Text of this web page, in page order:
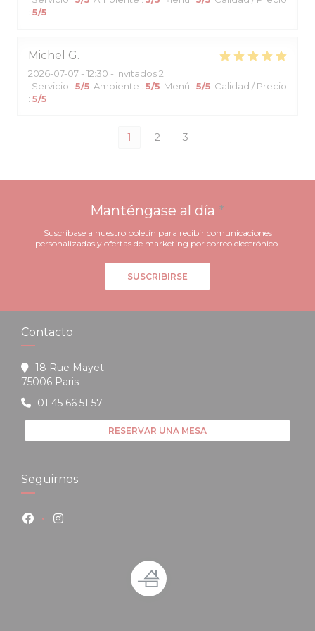
: 5/5
Michel G
2026-07-07 - 12:30 - Invitados 2
Servicio : 5/5 Ambiente : 5/5 Menú : 5/5 Calidad / Precio
: 5/5
1 2 3
Manténgase al día *
Suscríbase a nuestro boletín para recibir comunicaciones
personalizadas y ofertas de marketing por correo electrónico.
SUSCRIBIRSE
Contacto
18 Rue Mayet
75006 Paris((abre en una nueva ventana))
01 45 66 51 57
RESERVAR UNA MESA
Seguirnos
Facebook ((abre en una nueva ventana))
Instagram ((abre en una nueva ventana))